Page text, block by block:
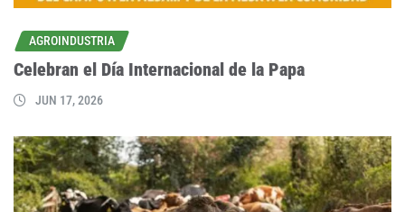
AGROINDUSTRIA
Celebran el Día Internacional de la Papa
JUN 17, 2026